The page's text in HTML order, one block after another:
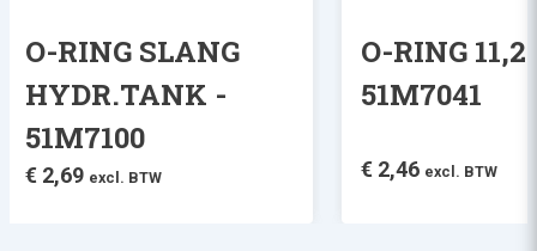
O-RING SLANG
HYDR.TANK -
51M7100
€ 2,69 excl. BTW
O-RING
51M7041
€ 2,46 excl. BTW